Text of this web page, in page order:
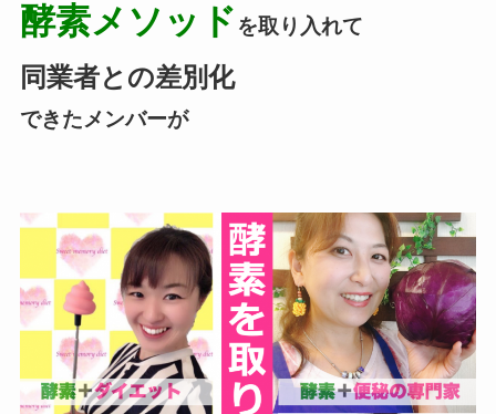
酵素メソッド を取り入れて
同業者との差別化
できたメンバーが